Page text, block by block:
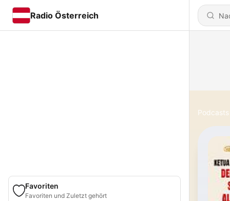
Radio Österreich
Favoriten
Favoriten und Zuletzt gehört
Podcasts